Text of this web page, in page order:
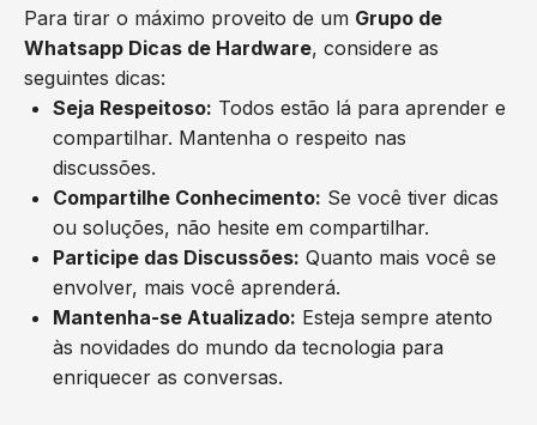
Para tirar o máximo proveito de um Grupo de
Whatsapp Dicas de Hardware, considere as
seguintes dicas:
Seja Respeitoso: Todos estão lá para aprender e
compartilhar. Mantenha o respeito nas
discussões.
Compartilhe Conhecimento: Se você tiver dicas
ou soluções, não hesite em compartilhar.
Participe das Discussões: Quanto mais você se
envolver, mais você aprenderá.
Mantenha-se Atualizado: Esteja sempre atento
às novidades do mundo da tecnologia para
enriquecer as conversas.